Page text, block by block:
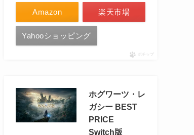
Amazon 楽天市場
Yahooショッピング
ポチップ
ホグワーツ・レ
ガシー BEST
PRICE
Switch版